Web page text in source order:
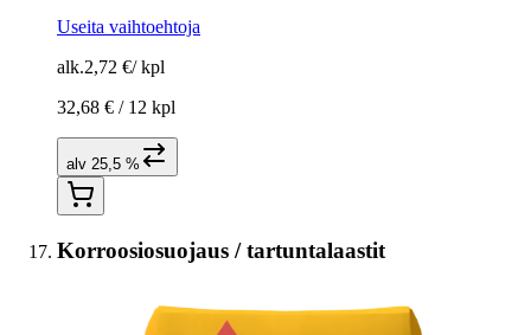
Useita vaihtoehtoja
alk.2,72 €/ kpl
32,68 € / 12 kpl
alv 25,5 %
Korroosiosuojaus / tartuntalaastit